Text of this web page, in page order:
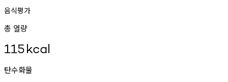
음식평가
총 열량
115kcal
탄수화물